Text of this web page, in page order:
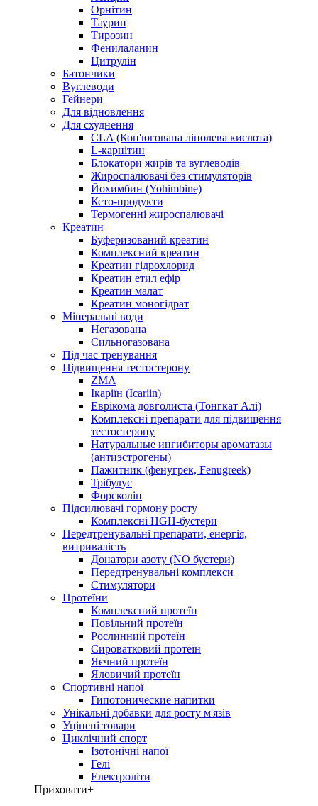
Орнітин
Таурин
Тирозин
Фенилаланин
Цитрулін
Батончики
Вуглеводи
Гейнери
Для відновлення
Для схуднення
CLA (Кон'югована лінолева кислота)
L-карнітин
Блокатори жирів та вуглеводів
Жироспалювачі без стимуляторів
Йохимбин (Yohimbine)
Кето-продукти
Термогенні жироспалювачі
Креатин
Буферизований креатин
Комплексний креатин
Креатин гідрохлорид
Креатин етил ефір
Креатин малат
Креатин моногідрат
Мінеральні води
Негазована
Сильногазована
Під час тренування
Підвищення тестостерону
ZMA
Ікаріїн (Icariin)
Еврікома довголиста (Тонгкат Алі)
Комплексні препарати для підвищення
тестостерону
Натуральные ингибиторы ароматазы
(антиэстрогены)
Пажитник (фенугрек, Fenugreek)
Трібулус
Форсколін
Підсилювачі гормону росту
Комплексні HGH-бустери
Передтренувальні препарати, енергія,
витривалість
Донатори азоту (NO бустери)
Передтренувальні комплекси
Стимулятори
Протеїни
Комплексний протеїн
Повільний протеїн
Рослинний протеїн
Сироватковий протеїн
Яєчний протеїн
Яловичий протеїн
Спортивні напої
Гипотонические напитки
Унікальні добавки для росту м'язів
Уцінені товари
Циклічний спорт
Ізотонічні напої
Гелі
Електроліти
Приховати+